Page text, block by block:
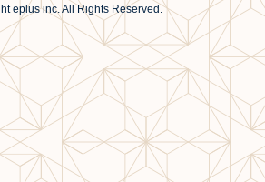
eplus inc. All Rights Reserved.